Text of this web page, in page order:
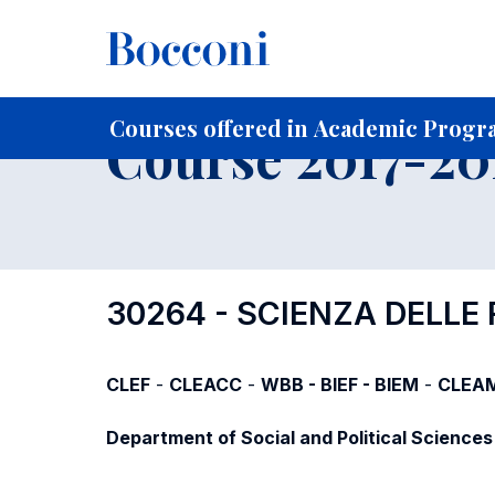
Courses offered in Academic
Home For current Students
Course 2017-
30264 - SCIENZA DELLE
CLEF - CLEACC - WBB - BIEF - BIEM -
Department of Social and Political Sciences